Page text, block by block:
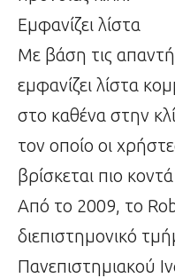
Εμφανίζει λίστα
Με βάση τις
εμφανίζει λίστα
στο καθένα στην
τον οποίο οι
βρίσκεται πιο
Από το 2009, το
διεπιστημονικό
Πανεπιστημιακού